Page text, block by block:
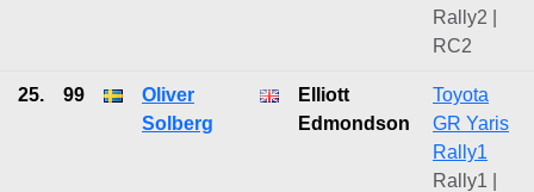
Rally2 |
RC2
25. 99
Oliver
Solberg
Elliott
Edmondson
Toyota
GR Yaris
Rally1
Rally1 |